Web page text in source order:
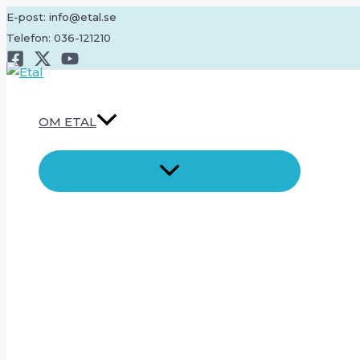
Hoppa
till
innehåll
E-post: info@etal.se
Telefon: 036-121210
OM ETAL
SLÅ
PÅ/AV
MENY